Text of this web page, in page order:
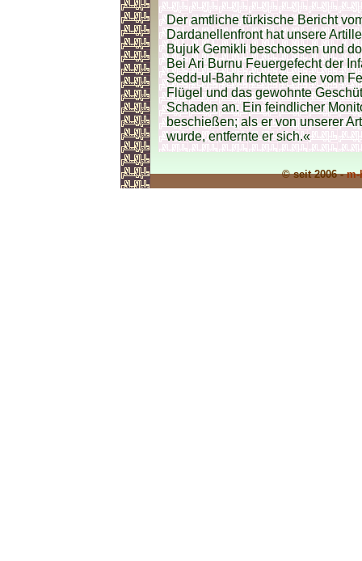
Der amtliche türkische Bericht
Dardanellenfront hat unsere
Bujuk Gemikli beschossen und
Bei Ari Burnu Feuergefecht der
Sedd-ul-Bahr richtete eine vom
Flügel und das gewohnte
Schaden an. Ein feindlicher
beschießen; als er von unserer
wurde, entfernte er sich.«
© seit 2006 -m-